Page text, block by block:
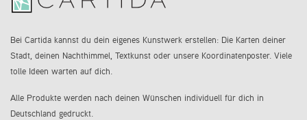
Bei Cartida kannst du dein eigenes Kunstwerk erstellen: Die Karten deiner
Stadt, deinen Nachthimmel, Textkunst oder unsere Koordinatenposter. Viele
tolle Ideen warten auf dich.
Alle Produkte werden nach deinen Wünschen individuell für dich in
Deutschland gedruckt.